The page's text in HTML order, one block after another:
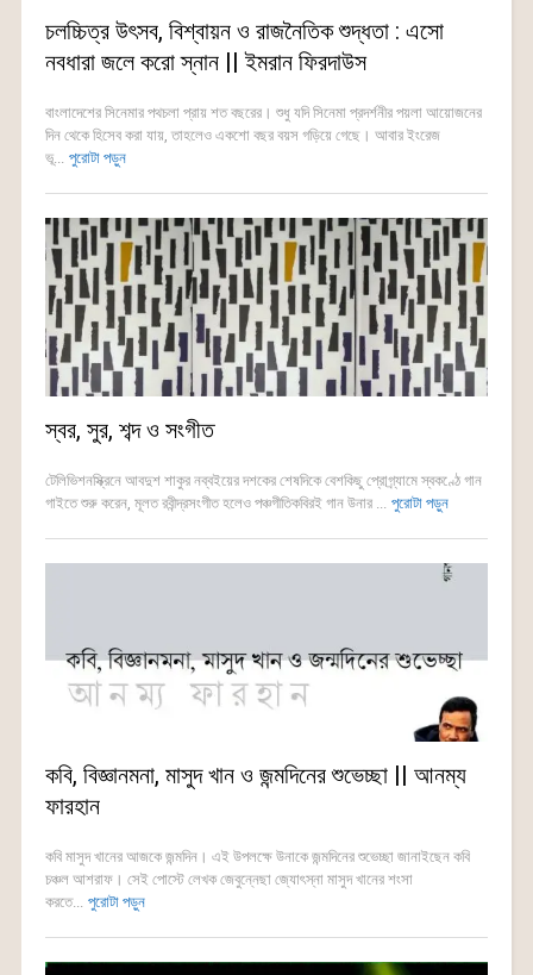
চলচ্চিত্র উৎসব, বিশ্বায়ন ও রাজনৈতিক শুদ্ধতা : এসো
নবধারা জলে করো স্নান || ইমরান ফিরদাউস
বাংলাদেশের সিনেমার পথচলা প্রায় শত বছরের। শুধু যদি সিনেমা প্রদর্শনীর পয়লা আয়োজনের
দিন থেকে হিসেব করা যায়, তাহলেও একশো বছর বয়স গড়িয়ে গেছে। আবার ইংরেজ
ভূ... পুরোটা পড়ুন
স্বর, সুর, শব্দ ও সংগীত
টেলিভিশনস্ক্রিনে আবদুশ শাকুর নব্বইয়ের দশকের শেষদিকে বেশকিছু প্রোগ্র্যামে স্বকণ্ঠে গান
গাইতে শুরু করেন, মূলত রবীন্দ্রসংগীত হলেও পঞ্চগীতিকবিরই গান উনার ... পুরোটা পড়ুন
কবি, বিজ্ঞানমনা, মাসুদ খান ও জন্মদিনের শুভেচ্ছা || আনম্য
ফারহান
কবি মাসুদ খানের আজকে জন্মদিন। এই উপলক্ষে উনাকে জন্মদিনের শুভেচ্ছা জানাইছেন কবি
চঞ্চল আশরাফ। সেই পোস্টে লেখক জেবুন্নেছা জ্যোৎস্না মাসুদ খানের শংসা
করতে... পুরোটা পড়ুন